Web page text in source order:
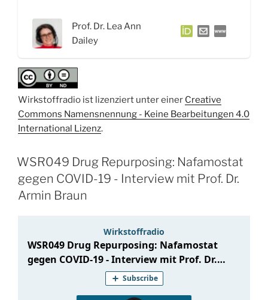
Arzneiformen
Interview
Prof.
Ann
Dailey“
Prof. Dr. Lea Ann
Dailey
Wirkstoffradio ist lizenziert unter einer Creative
Commons Namensnennung - Keine Bearbeitungen 4.0
International Lizenz.
WSR049 Drug Repurposing: Nafamostat
gegen COVID-19 - Interview mit Prof. Dr.
Armin Braun